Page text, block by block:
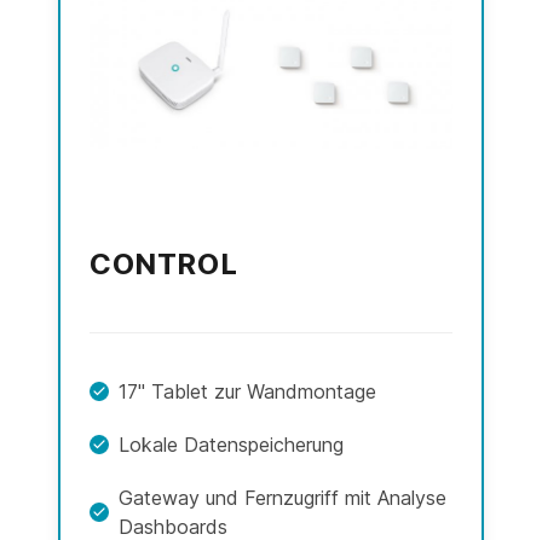
CONTROL
17" Tablet zur Wandmontage
Lokale Datenspeicherung
Gateway und Fernzugriff mit Analyse
Dashboards